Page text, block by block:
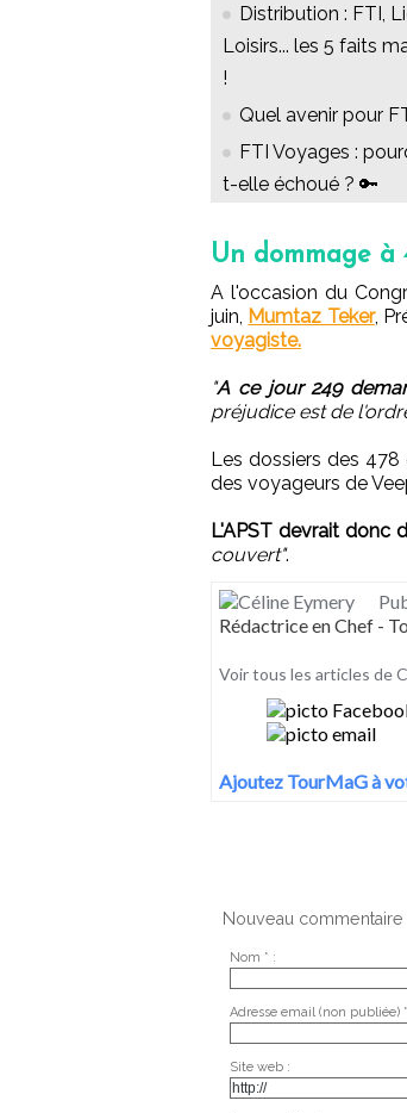
Distribution : FTI,
Loisirs... les 5 faits
!
Quel avenir pour
FTI Voyages :
t-elle échoué ? 🔑
Un dommage à
A l'occasion du
juin, Mumtaz Teker,
voyagiste.
"A ce jour 249
préjudice est de
Les dossiers des
des voyageurs de
L'APST devrait donc
couvert".
Rédactrice en Chef -
Voir tous les articles de
Ajoutez TourMaG à
Nouveau commentaire
Nom * :
Adresse email (non publiée)
Site web :